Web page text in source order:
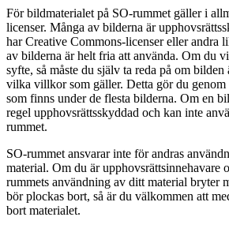
För bildmaterialet på SO-rummet gäller i
licenser. Många av bilderna är
har Creative Commons-licenser eller andra
av bilderna är helt fria att använda. Om du
syfte, så måste du själv ta reda på om
vilka villkor som gäller. Detta gör du
som finns under de flesta bilderna. Om en
regel upphovsrättsskyddad och kan inte
rummet.
SO-rummet ansvarar inte för andras
material. Om du är upphovsrättsinnehavare
rummets användning av ditt material bryter
bör plockas bort, så är du välkommen att
bort materialet.